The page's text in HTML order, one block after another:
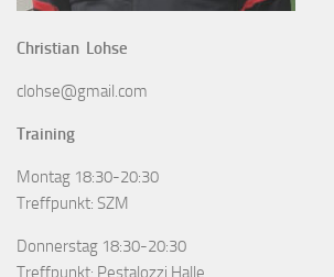
Christian Lohse
clohse@gmail.com
Training
Montag 18:30-20:30
Treffpunkt: SZM
Donnerstag 18:30-20:30
Treffpunkt: Pestalozzi Halle